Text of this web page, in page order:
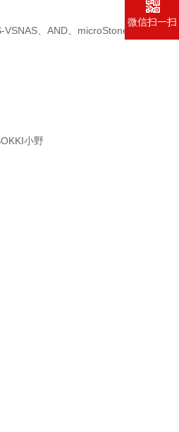
、AND、microStone
小野
微信扫一扫